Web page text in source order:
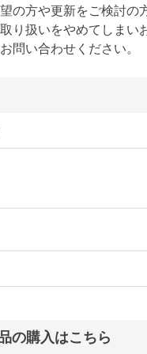
の方や更新をご検討の
り扱いをやめてしまい
問い合わせください。
の購入はこちら